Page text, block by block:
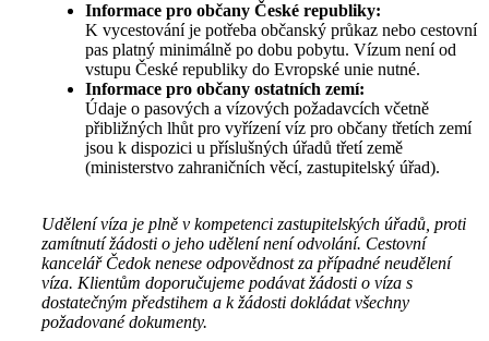
Informace pro občany České republiky:
K vycestování je potřeba občanský průkaz nebo cestovní
pas platný minimálně po dobu pobytu. Vízum není od
vstupu České republiky do Evropské unie nutné.
Informace pro občany ostatních zemí:
Údaje o pasových a vízových požadavcích včetně
přibližných lhůt pro vyřízení víz pro občany třetích zemí
jsou k dispozici u příslušných úřadů třetí země
(ministerstvo zahraničních věcí, zastupitelský úřad).
Udělení víza je plně v kompetenci zastupitelských úřadů, proti
zamítnutí žádosti o jeho udělení není odvolání. Cestovní
kancelář Čedok nenese odpovědnost za případné neudělení
víza. Klientům doporučujeme podávat žádosti o víza s
dostatečným předstihem a k žádosti dokládat všechny
požadované dokumenty.